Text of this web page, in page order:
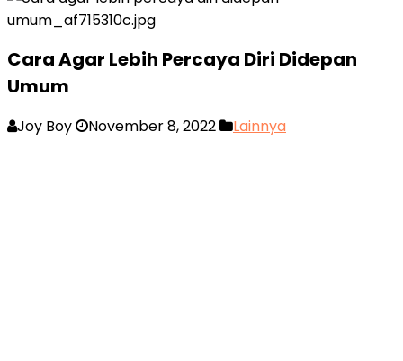
Cara Agar Lebih Percaya Diri Didepan
Umum
Joy Boy November 8, 2022 Lainnya